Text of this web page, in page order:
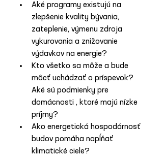
Aké programy existujú na
zlepšenie kvality bývania,
zateplenie, výmenu zdroja
vykurovania a znižovanie
výdavkov na energie?
Kto všetko sa môže a bude
môcť uchádzať o príspevok?
Aké sú podmienky pre
domácnosti , ktoré majú nízke
príjmy?
Ako energetická hospodárnosť
budov pomáha napĺňať
klimatické ciele?